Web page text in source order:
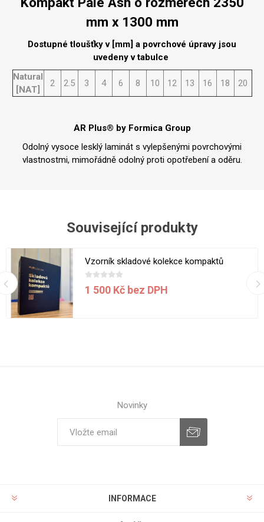
mm x 1300 mm
Dostupné tloušťky v [mm] a povrchové úpravy jsou
uvedeny v tabulce
Natural
[NAT]
2 2.5 3 4 6 8 10 12 13 16 18 20
AR Plus® by Formica Group
Odolný vysoce lesklý laminát s vylepšenými povrchovými
vlastnostmi, mimořádně odolný proti opotřebení a oděru.
Související produkty
Vzorník skladové kolekce kompaktů
1 500 Kč bez DPH
Novinky
INFORMACE